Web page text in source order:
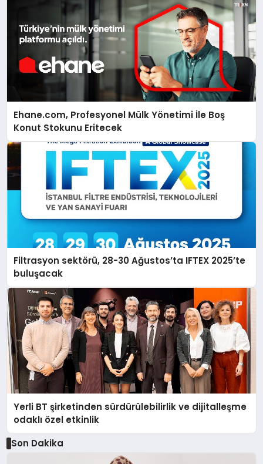
Ehane.com, Profesyonel Mülk Yönetimi İle Boş
Konut Stokunu Eritecek
Filtrasyon sektörü, 28-30 Ağustos’ta IFTEX 2025’te
buluşacak
Yerli BT şirketinden sürdürülebilirlik ve dijitalleşme
odaklı özel etkinlik
Son Dakika